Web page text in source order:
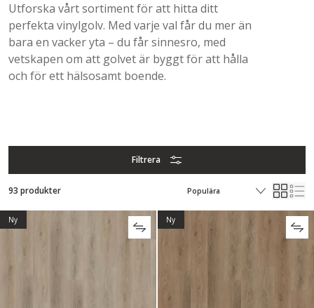
Utforska vårt sortiment för att hitta ditt
perfekta vinylgolv. Med varje val får du mer än
bara en vacker yta – du får sinnesro, med
vetskapen om att golvet är byggt för att hålla
och för ett hälsosamt boende.
Filtrera
93 produkter
Ny Ny